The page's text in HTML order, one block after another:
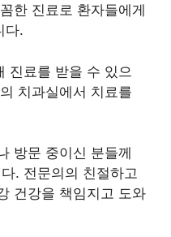
한 진료로 환자들에게
다.
진료를 받을 수 있으
치과실에서 치료를
방문 중이신 분들께
. 전문의의 친절하고
건강을 책임지고 도와